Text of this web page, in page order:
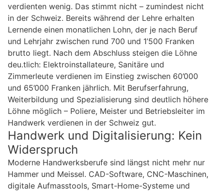
verdienten wenig. Das stimmt nicht – zumindest nicht
in der Schweiz. Bereits während der Lehre erhalten
Lernende einen monatlichen Lohn, der je nach Beruf
und Lehrjahr zwischen rund 700 und 1’500 Franken
brutto liegt. Nach dem Abschluss steigen die Löhne
deu.tlich: Elektroinstallateure, Sanitäre und
Zimmerleute verdienen im Einstieg zwischen 60’000
und 65’000 Franken jährlich. Mit Berufserfahrung,
Weiterbildung und Spezialisierung sind deutlich höhere
Löhne möglich – Poliere, Meister und Betriebsleiter im
Handwerk verdienen in der Schweiz gut.
Handwerk und Digitalisierung: Kein
Widerspruch
Moderne Handwerksberufe sind längst nicht mehr nur
Hammer und Meissel. CAD-Software, CNC-Maschinen,
digitale Aufmasstools, Smart-Home-Systeme und